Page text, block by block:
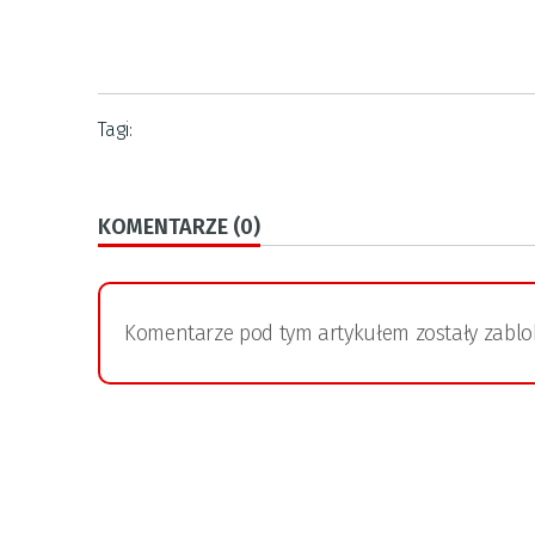
Tagi:
KOMENTARZE (0)
Komentarze pod tym artykułem zostały